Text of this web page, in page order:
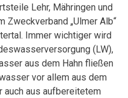
Lehr, Mähringen und
Zweckverband „Ulmer Alb“
Immer wichtiger wird
(LW),
aus dem Hahn fließen
vor allem aus dem
auch aus aufbereitetem